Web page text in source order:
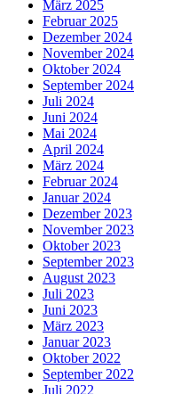
März 2025
Februar 2025
Dezember 2024
November 2024
Oktober 2024
September 2024
Juli 2024
Juni 2024
Mai 2024
April 2024
März 2024
Februar 2024
Januar 2024
Dezember 2023
November 2023
Oktober 2023
September 2023
August 2023
Juli 2023
Juni 2023
März 2023
Januar 2023
Oktober 2022
September 2022
Juli 2022